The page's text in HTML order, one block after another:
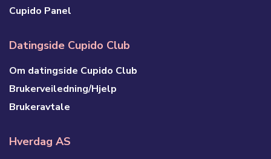
Cupido Panel
Datingside Cupido Club
Om datingside Cupido Club
Brukerveiledning/Hjelp
Brukeravtale
Hverdag AS